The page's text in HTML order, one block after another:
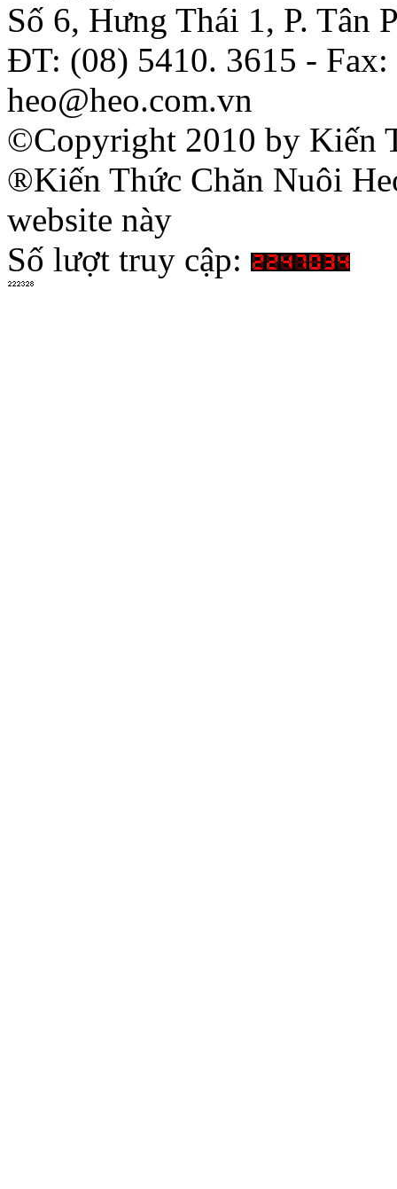
Số 6, Hưng Thái 1, P. Tân
ĐT: (08) 5410. 3615 -
heo@heo.com.vn
©Copyright 2010 by Kiến
®Kiến Thức Chăn Nuôi
website này
Số lượt truy cập: